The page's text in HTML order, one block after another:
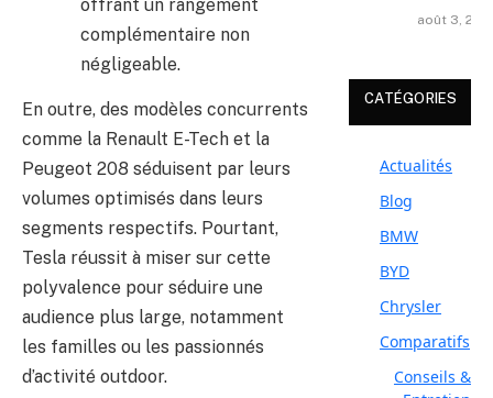
offrant un rangement
complémentaire non
négligeable.
En outre, des modèles concurrents
comme la Renault E-Tech et la
Peugeot 208 séduisent par leurs
volumes optimisés dans leurs
segments respectifs. Pourtant,
Tesla réussit à miser sur cette
polyvalence pour séduire une
audience plus large, notamment
les familles ou les passionnés
d’activité outdoor.
août 3,
CATÉGORIES
Actualités
Blog
BMW
BYD
Chrysler
Comparatifs
Conseils &